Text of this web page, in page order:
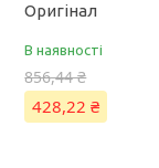
Оригінал
В наявності
856,44 ₴
428,22 ₴